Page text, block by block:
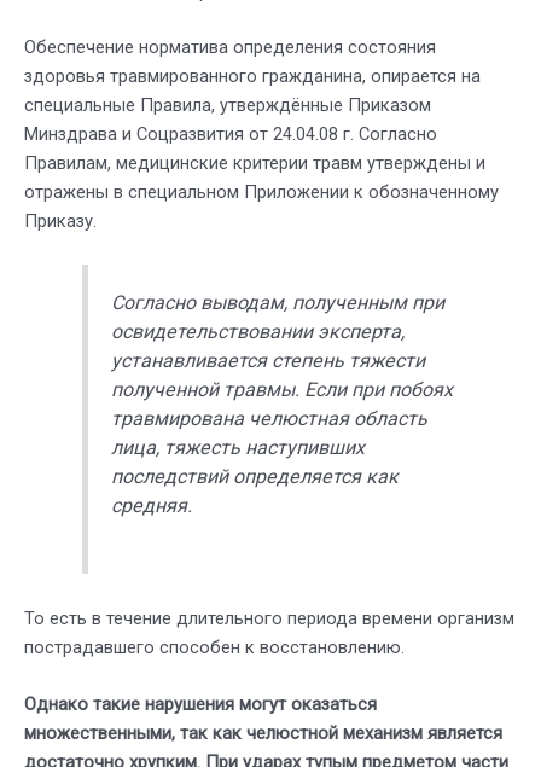
Обеспечение норматива определения состояния
здоровья травмированного гражданина, опирается на
специальные Правила, утверждённые Приказом
Минздрава и Соцразвития от 24.04.08 г. Согласно
Правилам, медицинские критерии травм утверждены и
отражены в специальном Приложении к обозначенному
Приказу.
Согласно выводам, полученным при
освидетельствовании эксперта,
устанавливается степень тяжести
полученной травмы. Если при побоях
травмирована челюстная область
лица, тяжесть наступивших
последствий определяется как
средняя.
То есть в течение длительного периода времени организм
пострадавшего способен к восстановлению.
Однако такие нарушения могут оказаться
множественными, так как челюстной механизм является
достаточно хрупким. При ударах тупым предметом части